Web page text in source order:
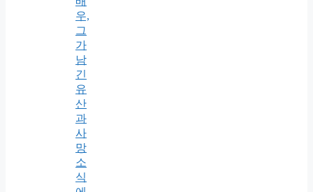
우,
그
가
남
긴
유
산
과
사
망
소
식